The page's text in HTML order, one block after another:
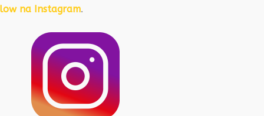
na Instagram.